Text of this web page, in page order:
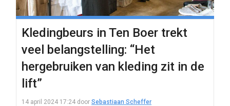
Kledingbeurs in Ten Boer trekt
veel belangstelling: “Het
hergebruiken van kleding zit in de
lift”
14 april 2024 17:24 door Sebastiaan Scheffer